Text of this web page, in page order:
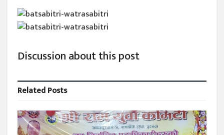
Discussion about this post
RelatedPosts